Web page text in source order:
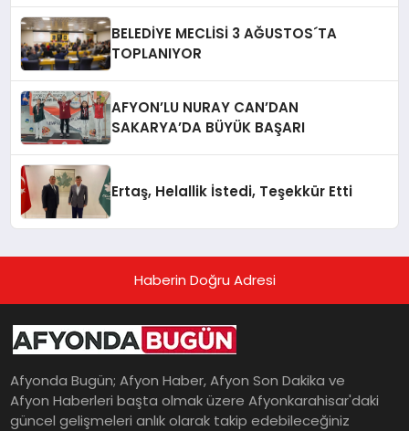
BELEDİYE MECLİSİ 3 AĞUSTOS´TA
TOPLANIYOR
AFYON’LU NURAY CAN’DAN
SAKARYA’DA BÜYÜK BAŞARI
Ertaş, Helallik İstedi, Teşekkür Etti
Haberin Doğru Adresi
Afyonda Bugün; Afyon Haber, Afyon Son Dakika ve
Afyon Haberleri başta olmak üzere Afyonkarahisar'daki
güncel gelişmeleri anlık olarak takip edebileceğiniz